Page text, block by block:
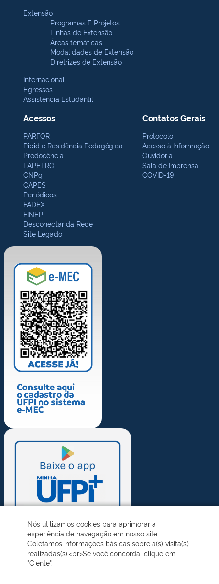
Extensão
Programas E Projetos
Linhas de Extensão
Áreas temáticas
Modalidades de Extensão
Diretrizes de Extensão
Internacional
Egressos
Assistência Estudantil
Acessos
PARFOR
Pibid e Residência Pedagógica
Prodocência
LAPETRO
CNPq
CAPES
Periódicos
FADEX
FINEP
Desconectar da Rede
Site Legado
Contatos Gerais
Protocolo
Acesso à Informação
Ouvidoria
Sala de Imprensa
COVID-19
Nós utilizamos cookies para aprimorar a
experiência de navegação em nosso site.
Coletamos informações básicas sobre a(s) visita(s)
realizadas(s).<br>Se você concorda, clique em
"Ciente".